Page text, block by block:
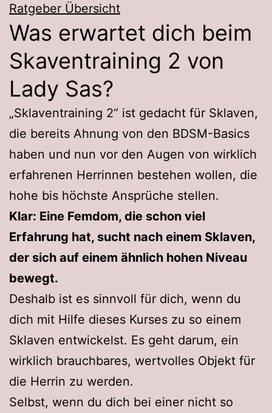
Ratgeber Übersicht
Was erwartet dich beim
Skaventraining 2 von
Lady Sas?
„Sklaventraining 2“ ist gedacht für Sklaven,
die bereits Ahnung von den BDSM-Basics
haben und nun vor den Augen von wirklich
erfahrenen Herrinnen bestehen wollen, die
hohe bis höchste Ansprüche stellen.
Klar: Eine Femdom, die schon viel
Erfahrung hat, sucht nach einem Sklaven,
der sich auf einem ähnlich hohen Niveau
bewegt.
Deshalb ist es sinnvoll für dich, wenn du
dich mit Hilfe dieses Kurses zu so einem
Sklaven entwickelst. Es geht darum, ein
wirklich brauchbares, wertvolles Objekt für
die Herrin zu werden.
Selbst, wenn du dich bei einer nicht so